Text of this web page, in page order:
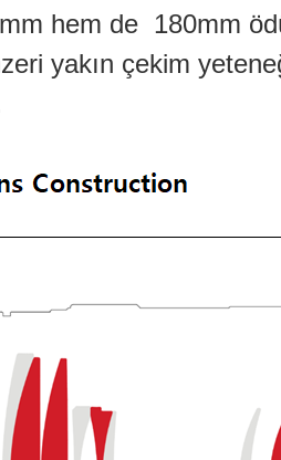
hem de 180mm
yakın çekim